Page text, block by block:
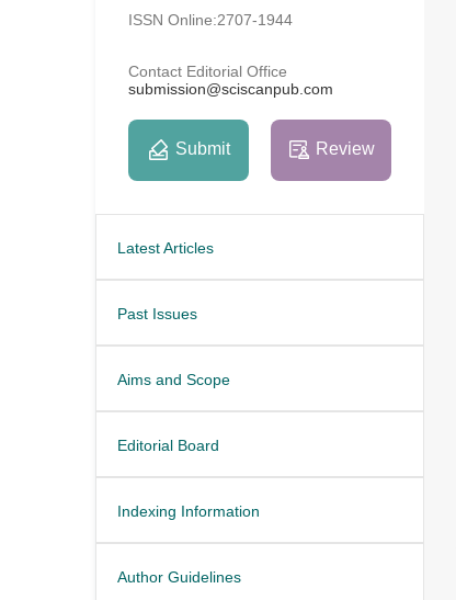
ISSN Online:2707-1944
Contact Editorial Office
submission@sciscanpub.com
Submit Review
Latest Articles
Past Issues
Aims and Scope
Editorial Board
Indexing Information
Author Guidelines